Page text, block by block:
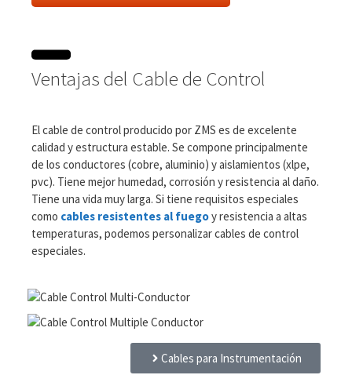
Ventajas del Cable de Control
El cable de control producido por ZMS es de excelente
calidad y estructura estable. Se compone principalmente
de los conductores (cobre, aluminio) y aislamientos (xlpe,
pvc). Tiene mejor humedad, corrosión y resistencia al daño.
Tiene una vida muy larga. Si tiene requisitos especiales
como cables resistentes al fuegoy resistencia a altas
temperaturas, podemos personalizar cables de control
especiales.
Cables para Instrumentación